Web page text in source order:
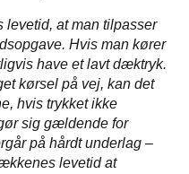
at man tilpasser
Hvis man kører
have et lavt dæktryk.
kørsel på vej, kan det
hvis trykket ikke
sig gældende for
på hårdt underlag –
levetid at